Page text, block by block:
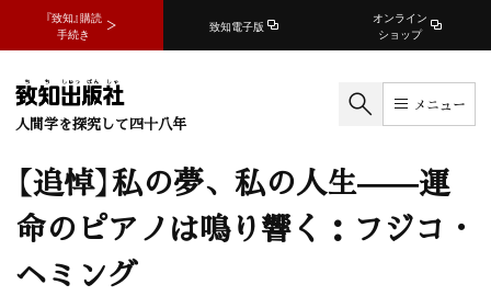
『致知』購読
手続き
致知電子版
オンライン
ショップ
人間学を探究して四十八年
メニュー
【追悼】私の夢、私の人生——運
命のピアノは鳴り響く：フジコ・
ヘミング